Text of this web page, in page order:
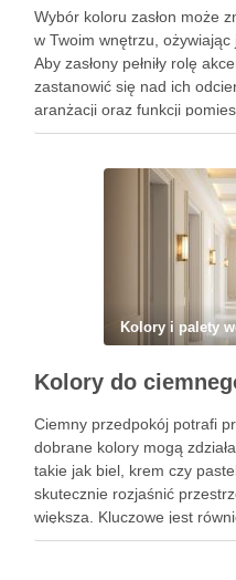
Wybór koloru zasłon może
w Twoim wnętrzu,
Aby zasłony pełniły rolę
zastanowić się nad ich
aranżacji oraz funkcji
odpowiednie barwy,
Kolory i palety
Ciemny przedpokój potrafi
dobrane kolory mogą
takie jak biel, krem czy
skutecznie rozjaśnić
większa. Kluczowe jest
wpływają na percepcję